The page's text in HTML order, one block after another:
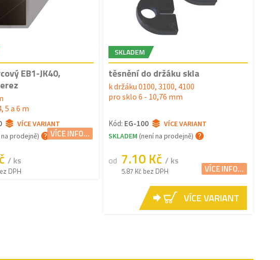
EB1-JK40,
5 a 6 m
VÍCE VARIANT
prodejně)
/ ks
DPH
VÍCE INFO...
SKLADEM
těsnění do držáku skla
k držáku 0100, 3100, 4100
pro sklo 6 - 10,76 mm
Kód: EG-100
VÍCE VARIANT
SKLADEM (není na prodejně)
od 7.10 Kč / ks
5.87 Kč bez DPH VÍCE INFO...
VÍCE VARIANT